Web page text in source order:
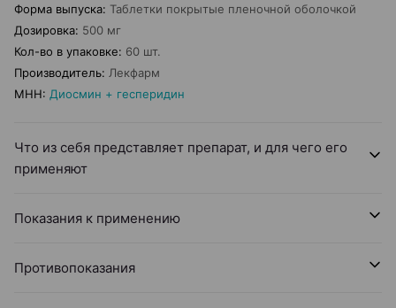
Форма выпуска: Таблетки покрытые пленочной оболочкой
Дозировка: 500 мг
Кол-во в упаковке: 60 шт.
Производитель: Лекфарм
МНН: Диосмин + гесперидин
Что из себя представляет препарат, и для чего его
применяют
Показания к применению
Противопоказания